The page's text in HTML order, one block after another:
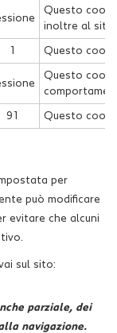
Questo
inoltre al sito
Questo
Questo
91 Questo
per
può modificare
evitare che alcuni
sul sito:
parziale, dei
navigazione.